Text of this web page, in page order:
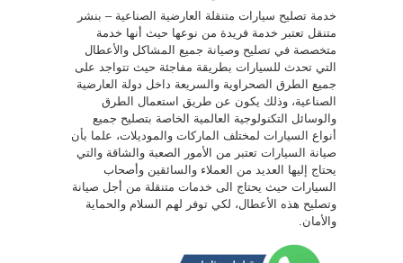
خدمة تصليح سيارات متنقلة العارضية الصناعية – بنشر
متنقل تعتبر خدمة فريدة من نوعها حيث أنها خدمة
متخصصة في تصليح وصيانة جميع المشاكل والأعطال
التي تحدث للسيارات بطريقة مفاجئة حيث تتواجد على
جميع الطرق الصحراوية والسريعة داخل دولة العارضية
الصناعية، وذلك يكون عن طريق استعمال الطرق
والوسائل التكنولوجية العالمية الخاصة بتصليح جميع
أنواع السيارات لمختلف الماركات والموديلات، علما بأن
صيانة السيارات تعتبر من الأمور الصعبة والشاقة والتي
يحتاج إليها العديد من العملاء والسائقين وأصحاب
السيارات حيث يحتاج الى خدمات متنقلة من أجل صيانة
وتصليح هذه الأعطال، لكي توفر لهم السلام والحماية
والأمان.